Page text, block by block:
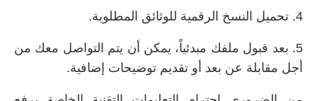
4. تحميل النسخ الرقمية للوثائق المطلوبة.
5. بعد قبول ملفك مبدئياً، يمكن أن يتم التواصل معك من
أجل مقابلة عن بعد أو تقديم توضيحات إضافية.